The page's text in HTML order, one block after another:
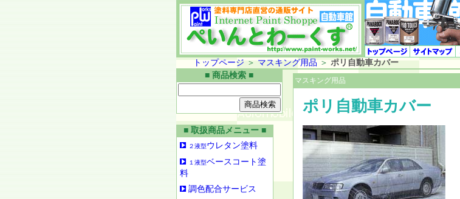
トップページ ＞ マスキング用品 ＞ ポリ自動車カバー
■ 商品検索 ■
■ 取扱商品メニュー ■
２液型ウレタン塗料
１液型ベースコート塗
料
調色配合サービス
マスキング用品
ポリ自動車カバー